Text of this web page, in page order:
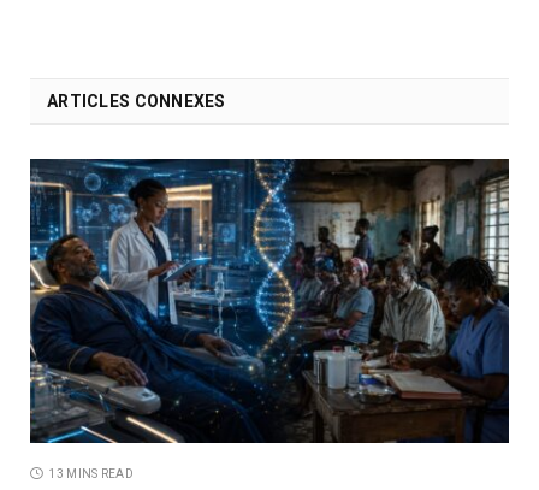
ARTICLES CONNEXES
13 MINS READ